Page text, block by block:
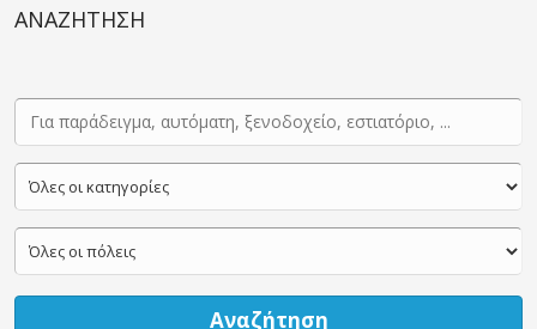
ΑΝΑΖΗΤΗΣΗ
Αναζήτηση